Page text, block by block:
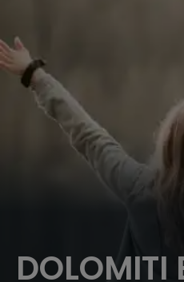
DOLOMITI